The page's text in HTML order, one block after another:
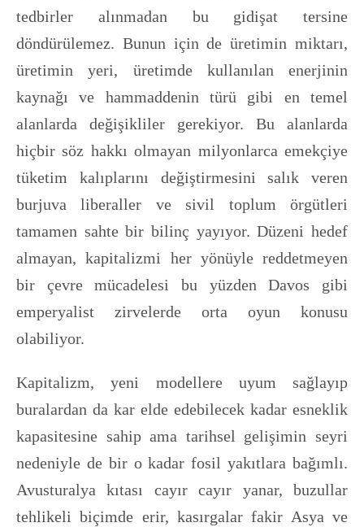
tedbirler alınmadan bu gidişat tersine
döndürülemez. Bunun için de üretimin miktarı,
üretimin yeri, üretimde kullanılan enerjinin
kaynağı ve hammaddenin türü gibi en temel
alanlarda değişikliler gerekiyor. Bu alanlarda
hiçbir söz hakkı olmayan milyonlarca emekçiye
tüketim kalıplarını değiştirmesini salık veren
burjuva liberaller ve sivil toplum örgütleri
tamamen sahte bir bilinç yayıyor. Düzeni hedef
almayan, kapitalizmi her yönüyle reddetmeyen
bir çevre mücadelesi bu yüzden Davos gibi
emperyalist zirvelerde orta oyun konusu
olabiliyor.
Kapitalizm, yeni modellere uyum sağlayıp
buralardan da kar elde edebilecek kadar esneklik
kapasitesine sahip ama tarihsel gelişimin seyri
nedeniyle de bir o kadar fosil yakıtlara bağımlı.
Avusturalya kıtası cayır cayır yanar, buzullar
tehlikeli biçimde erir, kasırgalar fakir Asya ve